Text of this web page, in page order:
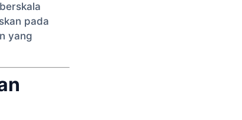
pada
yang